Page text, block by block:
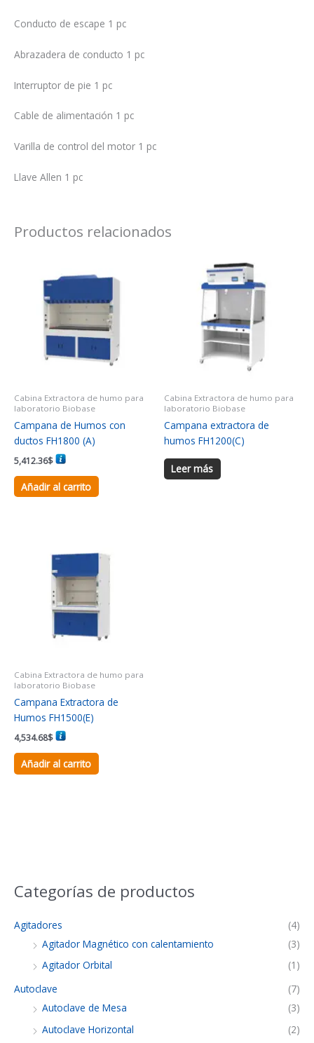
Conducto de escape 1 pc
Abrazadera de conducto 1 pc
Interruptor de pie 1 pc
Cable de alimentación 1 pc
Varilla de control del motor 1 pc
Llave Allen 1 pc
Productos relacionados
Cabina Extractora de humo para
laboratorio Biobase
Campana de Humos con
ductos FH1800 (A)
5,412.36$
Añadir al carrito
Cabina Extractora de humo para
laboratorio Biobase
Campana extractora de
humos FH1200(C)
Leer más
Cabina Extractora de humo para
laboratorio Biobase
Campana Extractora de
Humos FH1500(E)
4,534.68$
Añadir al carrito
Categorías de productos
Agitadores
(4)
Agitador Magnético con calentamiento
(3)
Agitador Orbital
(1)
Autoclave
(7)
Autoclave de Mesa
(3)
Autoclave Horizontal
(2)